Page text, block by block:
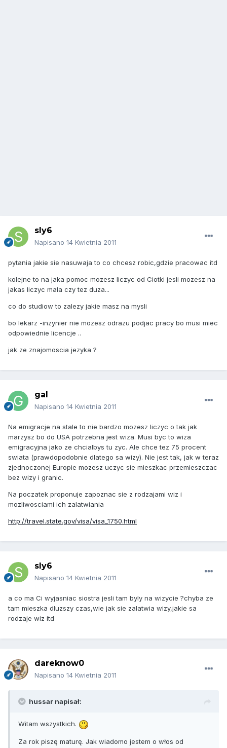
sly6
Napisano 14 Kwietnia 2011
pytania jakie sie nasuwaja to co chcesz robic,gdzie pracowac itd
kolejne to na jaka pomoc mozesz liczyc od Ciotki jesli mozesz na
jakas liczyc mala czy tez duza...
co do studiow to zalezy jakie masz na mysli
bo lekarz -inzynier nie mozesz odrazu podjac pracy bo musi miec
odpowiednie licencje ..
jak ze znajomoscia jezyka ?
gal
Napisano 14 Kwietnia 2011
Na emigracje na stale to nie bardzo mozesz liczyc o tak jak
marzysz bo do USA potrzebna jest wiza. Musi byc to wiza
emigracyjna jako ze chcialbys tu zyc. Ale chce tez 75 procent
swiata (prawdopodobnie dlatego sa wizy). Nie jest tak, jak w teraz
zjednoczonej Europie mozesz uczyc sie mieszkac przemieszczac
bez wizy i granic.
Na poczatek proponuje zapoznac sie z rodzajami wiz i
mozliwosciami ich zalatwiania
http://travel.state.gov/visa/visa_1750.html
sly6
Napisano 14 Kwietnia 2011
a co ma Ci wyjasniac siostra jesli tam byly na wizycie ?chyba ze
tam mieszka dluzszy czas,wie jak sie zalatwia wizy,jakie sa
rodzaje wiz itd
dareknow0
Napisano 14 Kwietnia 2011
hussar napisał:
Witam wszystkich.
Za rok piszę maturę. Jak wiadomo jestem o włos od